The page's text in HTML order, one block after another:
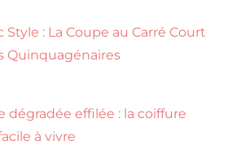
Style : La Coupe au Carré Court
Quinquagénaires
dégradée effilée : la coiffure
à vivre